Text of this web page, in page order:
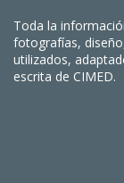
Toda la
fotografías,
utilizados,
escrita de CIMED.